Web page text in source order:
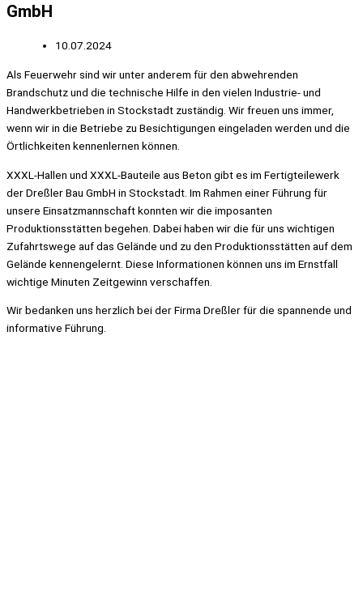
GmbH
10.07.2024
Als Feuerwehr sind wir unter anderem für den abwehrenden
Brandschutz und die technische Hilfe in den vielen Industrie- und
Handwerkbetrieben in Stockstadt zuständig. Wir freuen uns immer,
wenn wir in die Betriebe zu Besichtigungen eingeladen werden und die
Örtlichkeiten kennenlernen können.
XXXL-Hallen und XXXL-Bauteile aus Beton gibt es im Fertigteilewerk
der Dreßler Bau GmbH in Stockstadt. Im Rahmen einer Führung für
unsere Einsatzmannschaft konnten wir die imposanten
Produktionsstätten begehen. Dabei haben wir die für uns wichtigen
Zufahrtswege auf das Gelände und zu den Produktionsstätten auf dem
Gelände kennengelernt. Diese Informationen können uns im Ernstfall
wichtige Minuten Zeitgewinn verschaffen.
Wir bedanken uns herzlich bei der Firma Dreßler für die spannende und
informative Führung.